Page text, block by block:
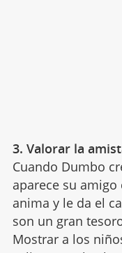
3. Valorar la
Cuando Dumbo
aparece su
anima y le da el
son un gran
Mostrar a los